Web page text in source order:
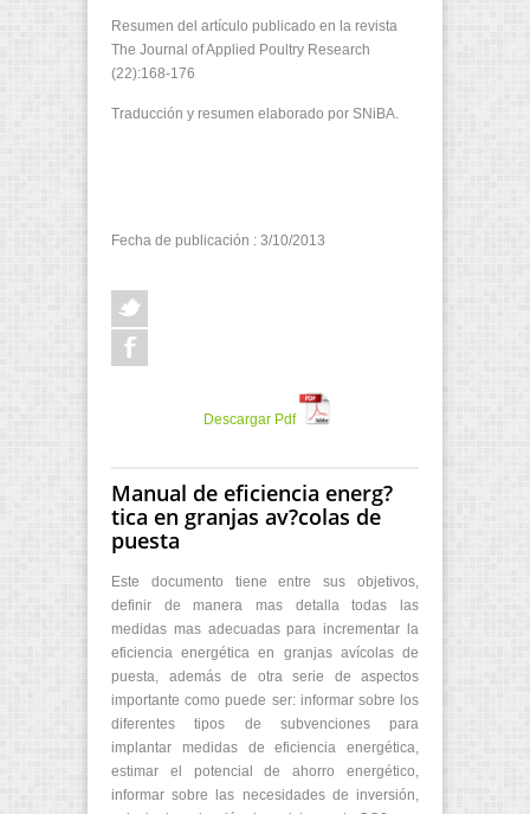
Resumen del artículo publicado en la revista
The Journal of Applied Poultry Research
(22):168-176
Traducción y resumen elaborado por SNiBA.
Fecha de publicación : 3/10/2013
Descargar Pdf
Manual de eficiencia energ?
tica en granjas av?colas de
puesta
Este documento tiene entre sus objetivos,
definir de manera mas detalla todas las
medidas mas adecuadas para incrementar la
eficiencia energética en granjas avícolas de
puesta, además de otra serie de aspectos
importante como puede ser: informar sobre los
diferentes tipos de subvenciones para
implantar medidas de eficiencia energética,
estimar el potencial de ahorro energético,
informar sobre las necesidades de inversión,